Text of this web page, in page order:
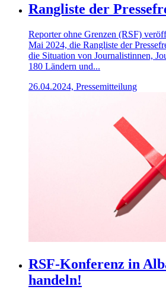
Rangliste der
Reporter ohne Grenzen (RSF)
Mai 2024, die Rangliste der
die Situation von Journalistinnen,
180 Ländern und...
26.04.2024, Pressemitteilung
RSF-Konferenz in
handeln!